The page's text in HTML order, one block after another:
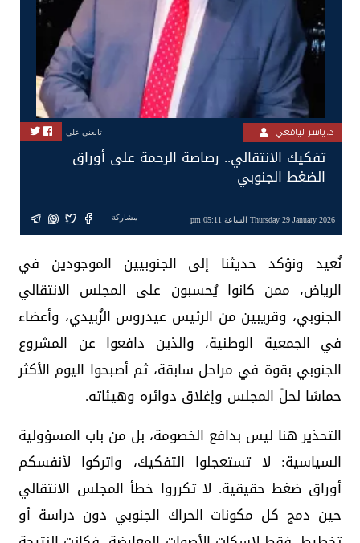
د. ياسر اليافعي تابعنى على
تفكيك الانتقالي.. رصاصة الرحمة على أوراق
الضغط الجنوبي
Thursday 29 January 2026 الساعة 05:11 pm مشاركة
نُعيد ونؤكد حديثنا إلى الجنوبيين الموجودين في
الرياض، ممن كانوا يُحسبون على المجلس الانتقالي
الجنوبي، وقريبين من الرئيس عيدروس الزُبيدي، وأعضاء
في الجمعية الوطنية، والذين دافعوا عن المشروع
الجنوبي بقوة في مراحل سابقة، ثم أصبحوا اليوم الأكثر
حماسًا لحلّ المجلس وإغلاق دوائره وهيئاته.
التحذير هنا ليس بدافع الخصومة، بل من باب المسؤولية
السياسية: لا تستعجلوا التفكيك، واتركوا لأنفسكم
أوراق ضغط حقيقية. لا تكرروا خطأ المجلس الانتقالي
حين دمج كل مكونات الحراك الجنوبي دون دراسة أو